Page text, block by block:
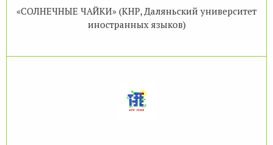
«СОЛНЕЧНЫЕ ЧАЙКИ» (КНР, Даляньский университет
иностранных языков)